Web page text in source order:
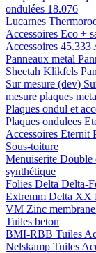
ondulées 18.076
Lucarnes
Accessoires Eco +
Accessoires 45.333
Panneaux metal
Sheetah Klikfels
Sur mesure (dev)
mesure plaques
Plaques ondul et
Plaques ondulees
Accessoires Eternit
Sous-toiture
Menuiserite Double
synthétique
Folies Delta Delta-
Extremm Delta XX
VM Zinc membrane
Tuiles beton
BMI-RBB Tuiles
Nelskamp Tuiles